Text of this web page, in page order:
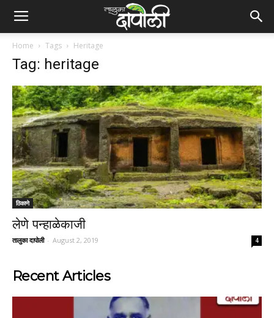
Home Tags Heritage
Tag: heritage
ठिकाणे
लेणे पन्हाळेकाजी
तालुका दापोली - August 2, 2019 4
Recent Articles